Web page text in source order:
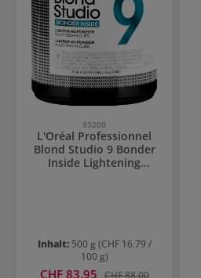
93200
L'Oréal Professionnel
Blond Studio 9 Bonder
Inside Lightening
Inhalt: 500 g (CHF 16.79 /
100 g)
Verkaufspreis:
CHF 83.95 Regulärer Preis: